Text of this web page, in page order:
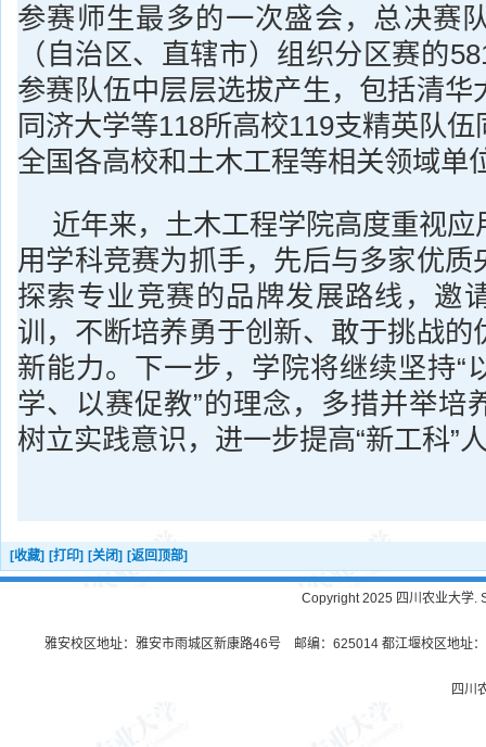
参赛师生最多的一次盛会，总决赛
（自治区、直辖市）组织分区赛的
参赛队伍中层层选拔产生，包括清华
同济大学等118所高校119支精英队
全国各高校和土木工程等相关领域单
近年来，土木工程学院高度重视
用学科竞赛为抓手，先后与多家优质
探索专业竞赛的品牌发展路线，邀
训，不断培养勇于创新、敢于挑战的
新能力。下一步，学院将继续坚持“
学、以赛促教”的理念，多措并举培
树立实践意识，进一步提高“新工科”
[收藏] [打印] [关闭] [返回顶部]
Copyright 2025 四川农业大学.
雅安校区地址：雅安市雨城区新康路46号 邮编：625014 都江堰校区地址
四川